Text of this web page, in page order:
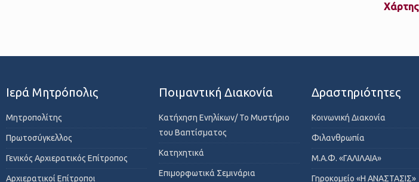
Xάρτης
Ιερά Μητρόπολις
Μητροπολίτης
Πρωτοσύγκελλος
Γενικός Αρχιερατικός Επίτροπος
Αρχιερατικοί Επίτροποι
Ποιμαντική Διακονία
Κατήχηση Ενηλίκων/ Το Μυστήριο
του Βαπτίσματος
Κατηχητικά
Επιμορφωτικά Σεμινάρια
Δραστηριότητες
Κοινωνική Διακονία
Φιλανθρωπία
Μ.Α.Φ. «ΓΑΛΙΛΑΙΑ»
Γηροκομείο «Η ΑΝΑΣΤΑΣΙΣ»